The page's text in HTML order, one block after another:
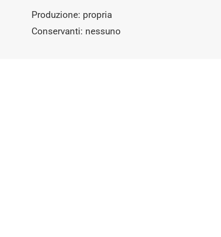
Produzione: propria
Conservanti: nessuno